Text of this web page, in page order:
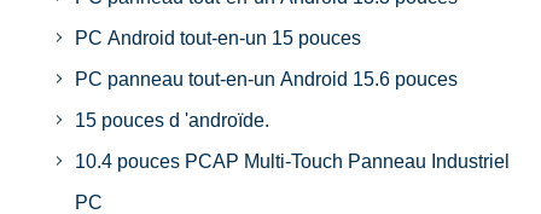
PC Android tout-en-un 15 pouces
PC panneau tout-en-un Android 15.6 pouces
15 pouces d 'androïde.
10.4 pouces PCAP Multi-Touch Panneau Industriel
PC